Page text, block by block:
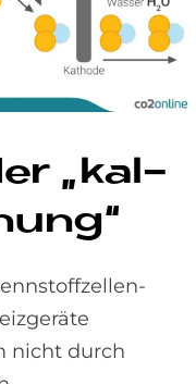
„kal­
nicht durch